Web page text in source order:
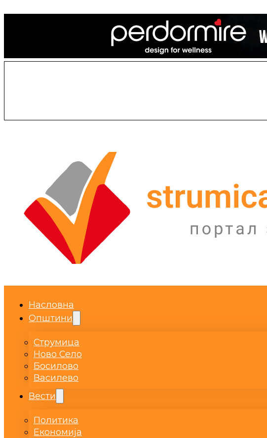
Насловна
Општини
Струмица
Ново Село
Босилово
Василево
Вести
Политика
Економија